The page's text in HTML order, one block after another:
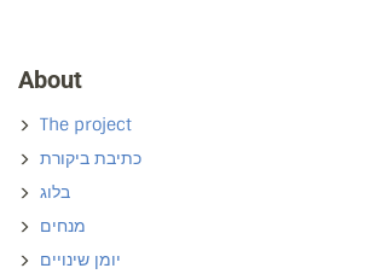
About
The project
כתיבת ביקורת
בלוג
מנחים
יומן שינויים